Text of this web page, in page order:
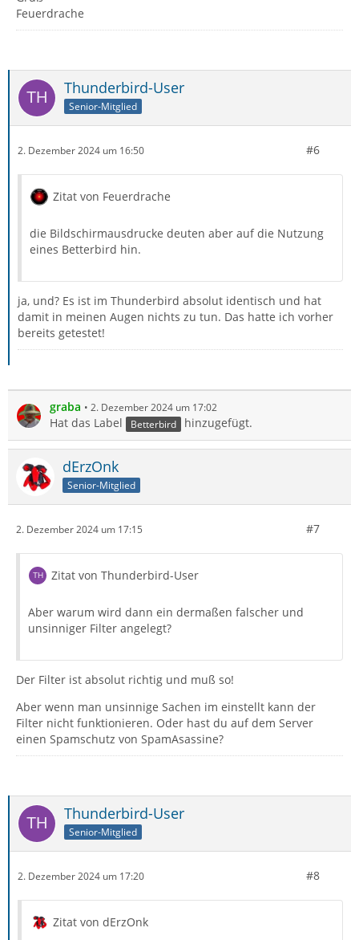
Feuerdrache
Thunderbird-User
Senior-Mitglied
2. Dezember 2024 um 16:50 #6
Zitat von Feuerdrache
die Bildschirmausdrucke deuten aber auf die Nutzung
eines Betterbird hin.
ja, und? Es ist im Thunderbird absolut identisch und hat
damit in meinen Augen nichts zu tun. Das hatte ich vorher
bereits getestet!
graba 2. Dezember 2024 um 17:02
Hat das Label Betterbird hinzugefügt.
dErzOnk
Senior-Mitglied
2. Dezember 2024 um 17:15 #7
Zitat von Thunderbird-User
Aber warum wird dann ein dermaßen falscher und
unsinniger Filter angelegt?
Der Filter ist absolut richtig und muß so!
Aber wenn man unsinnige Sachen im einstellt kann der
Filter nicht funktionieren. Oder hast du auf dem Server
einen Spamschutz von SpamAsassine?
Thunderbird-User
Senior-Mitglied
2. Dezember 2024 um 17:20 #8
Zitat von dErzOnk